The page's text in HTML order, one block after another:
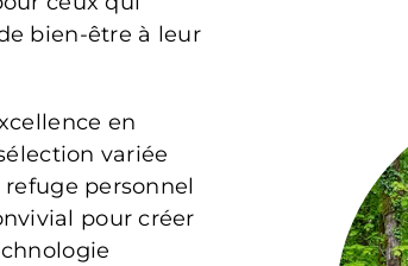
bien-être à leur
en
variée
personnel
pour créer